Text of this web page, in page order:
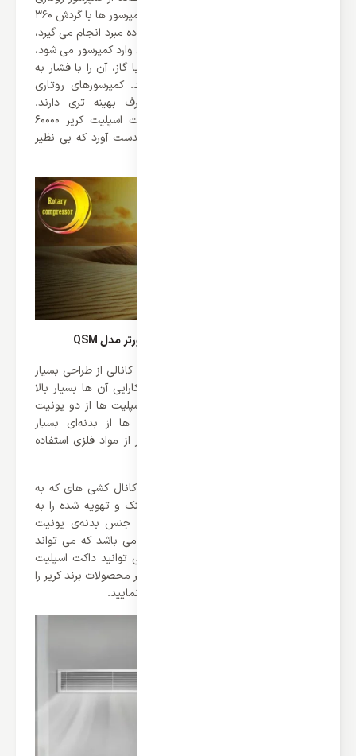
مصرف انرژی را کاهش دهد. در این نوع کمپرسور ها با گردش ۳۶۰
درجه ای تیغه ها عمل مکش و کمپرس ماده مبرد انجام می گیرد،
بدین ترتیب که وقتی گاز از دریچه ورودی وارد کمپرسور می شود،
در اثر چرخش تیغه ها و برخورد پره ها با گاز، آن را با فشار به
سوی لوله های خروجی هدایت می کند. کمپرسورهای روتاری
صدای کمتری تولید می‌ کنند و مصرف بهینه‌ تری دارند.
خوشبختانه برند کریر توانسته برای داکت اسپلیت کریر 60000
بدون اینورتر مدل QSM گرید انرژی A بدست آورد که بی نظیر
همانطور که می دانید داکت اسپلیت های کانالی از طراحی بسیار
ساده‌ای برخوردار می باشند و در عوض کارایی آن ها بسیار بالا
است. این محصولات نیز همانند سایر اسپلیت ها از دو یونیت
تشکیل شده‌اند که یونیت خارجی آن ها از بدنه‌ای بسیار
مستحکم برخوردار می باشد که برند کریر از مواد فلزی استفاده
یونیت داخلی این محصول نیز از طریق کانال کشی های که به
دلخواه انجام داده‌اید می تواند هوای خنک و تهویه شده را به
محیط شما پرتاب کند. و باید گفت که جنس بدنه‌ی یونیت
داخلی این محصول نیز بسیار مستحکم می باشد که می تواند
سالیان بسیار زیادی دوام بیاورد. شما می توانید داکت اسپلیت
کریر 60000 بدون اینورتر مدل QSM و سایر محصولات برند کریر را
در وب سایت اینترنتی ایران اسپلیت تهیه نمایید.